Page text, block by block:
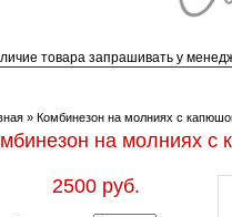
товара запрашивать у
» Комбинезон на молниях с
на молниях с
2500 руб.